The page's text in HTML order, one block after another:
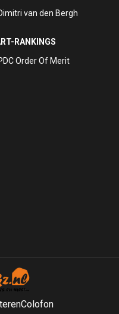
van den Bergh
RANKINGS
Order Of Merit
Colofon